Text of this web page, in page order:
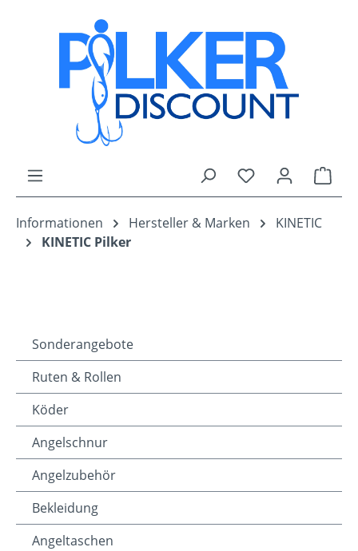
Zum Hauptinhalt springen
Du hast 0
Informationen Hersteller & Marken
KINETIC
KINETIC Pilker
Sonderangebote
Ruten & Rollen
Köder
Angelschnur
Angelzubehör
Bekleidung
Angeltaschen